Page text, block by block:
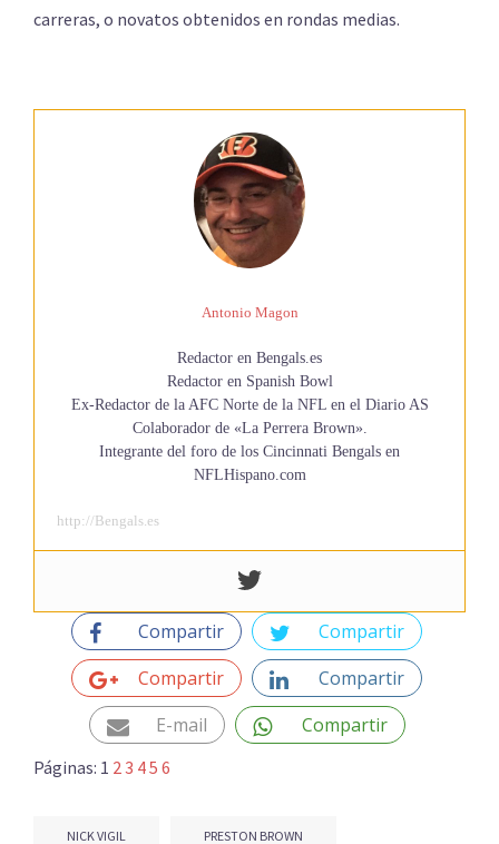
carreras, o novatos obtenidos en rondas medias.
Antonio Magon
Redactor en Bengals.es
Redactor en Spanish Bowl
Ex-Redactor de la AFC Norte de la NFL en el Diario AS
Colaborador de «La Perrera Brown».
Integrante del foro de los Cincinnati Bengals en
NFLHispano.com
http://Bengals.es
Compartir
Compartir
Compartir
Compartir
E-mail
Compartir
Páginas: 1 23 45 6
NICK VIGIL PRESTON BROWN